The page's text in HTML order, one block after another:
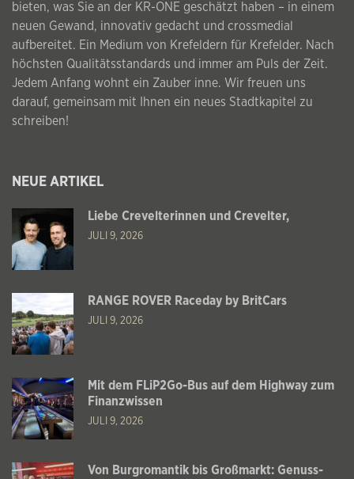
bieten, was Sie an der KR-ONE geschätzt haben – in einem
neuen Gewand, innovativ gedacht und crossmedial
aufbereitet. Ein Medium von Krefeldern für Krefelder. Nach
höchsten Qualitätsstandards und immer am Puls der Zeit.
Jedem Anfang wohnt ein Zauber inne. Wir freuen uns
darauf, gemeinsam mit Ihnen ein neues Stadtkapitel zu
schreiben!
NEUE ARTIKEL
Liebe Crevelterinnen und Crevelter,
JULI 9, 2026
RANGE ROVER Raceday by BritCars
JULI 9, 2026
Mit dem FLiP2Go-Bus auf dem Highway zum
Finanzwissen
JULI 9, 2026
Von Burgromantik bis Großmarkt: Genuss-